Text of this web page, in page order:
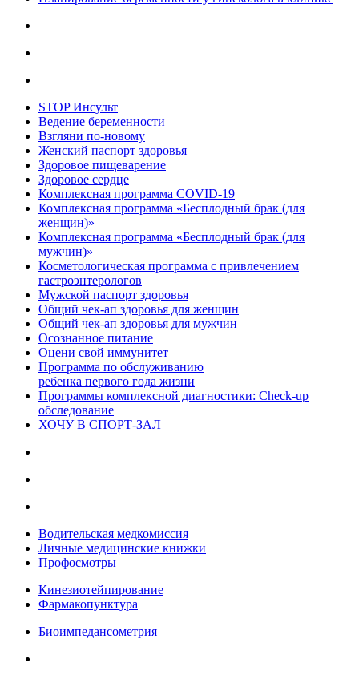
STOP Инсульт
Ведение беременности
Взгляни по-новому
Женский паспорт здоровья
Здоровое пищеварение
Здоровое сердце
Комплексная программа COVID-19
Комплексная программа «Бесплодный брак (для
женщин)»
Комплексная программа «Бесплодный брак (для
мужчин)»
Косметологическая программа с привлечением
гастроэнтерологов
Мужской паспорт здоровья
Общий чек-ап здоровья для женщин
Общий чек-ап здоровья для мужчин
Осознанное питание
Оцени свой иммунитет
Программа по обслуживанию
ребенка первого года жизни
Программы комплексной диагностики: Check-up
обследование
ХОЧУ В CПОРТ-ЗАЛ
Водительская медкомиссия
Личные медицинские книжки
Профосмотры
Кинезиотейпирование
Фармакопунктура
Биоимпедансометрия